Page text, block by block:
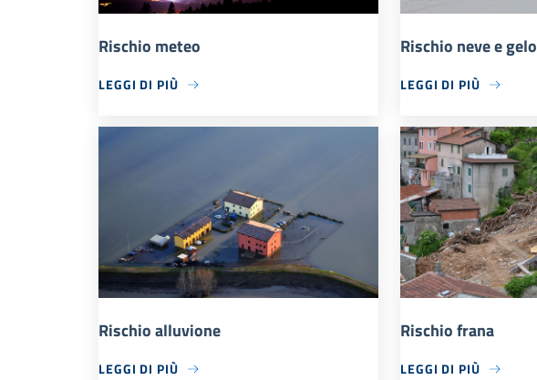
Rischio meteo
LEGGI DI PIÙ
Rischio neve e gelo
LEGGI DI PIÙ
Rischio alluvione
LEGGI DI PIÙ
Rischio frana
LEGGI DI PIÙ